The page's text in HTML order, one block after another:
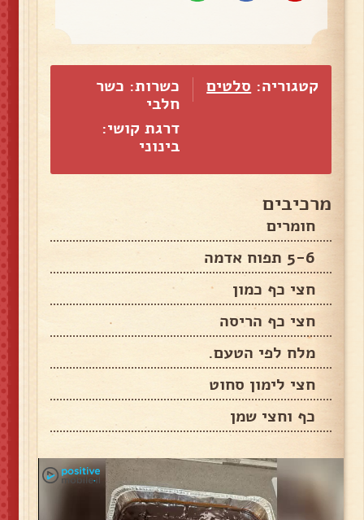
קטגוריה: סלטים
כשרות: כשר
חלבי
דרגת קושי:
בינוני
מרכיבים
חומרים
5-6 תפוח אדמה
חצי כף כמון
חצי כף הריסה
מלח לפי הטעם.
חצי לימון סחוט
כף וחצי שמן